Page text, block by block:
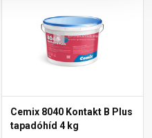
Cemix 8040 Kontakt B Plus
tapadóhíd 4 kg